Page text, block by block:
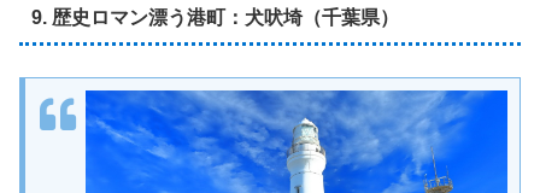
9. 歴史ロマン漂う港町：犬吠埼（千葉県）